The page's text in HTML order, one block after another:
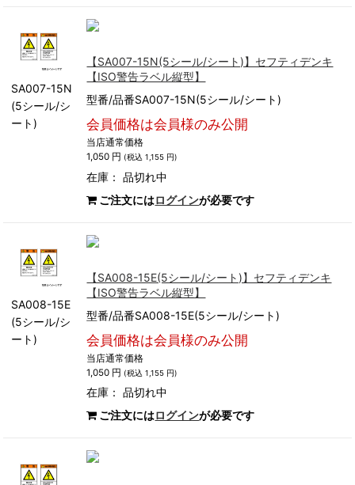
SA007-15N
(5シール/シ
ート)
【SA007-15N(5シール/シート)】セフティデンキ
【ISO警告ラベル縦型】
型番/品番SA007-15N(5シール/シート)
会員価格は会員様のみ公開
当店通常価格
1,050 円 (税込 1,155 円)
在庫：品切れ中
ご注文にはログインが必要です
SA008-15E
(5シール/シ
ート)
【SA008-15E(5シール/シート)】セフティデンキ
【ISO警告ラベル縦型】
型番/品番SA008-15E(5シール/シート)
会員価格は会員様のみ公開
当店通常価格
1,050 円 (税込 1,155 円)
在庫：品切れ中
ご注文にはログインが必要です